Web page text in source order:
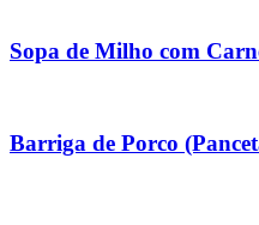
Sopa de Milho com
Barriga de Porco